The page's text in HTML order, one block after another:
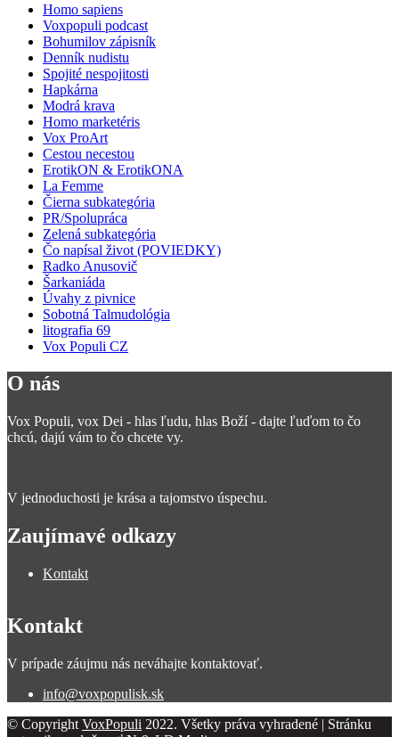
Homo sapiens
Voxpopuli podcast
Bohumilov zápisník
Denník nudistu
Spojité nespojitosti
Hapkárna
Modrá krava
Homo marketéris
Vox ProArt
Cestou necestou
ErotikON & ErotikONA
La Femme
Čierna subkategória
PR/Spolupráca
Zelená subkategória
Čo napísal život (POVIEDKY)
Radko Anusovič
Šarkaniáda
Úvahy z pivnice
Sobotná Talmudológia
litografia 69
Vox Populi CZ
O nás
Vox Populi, vox Dei - hlas ľudu, hlas Boží - dajte ľuďom to čo
chcú, dajú vám to čo chcete vy.
V jednoduchosti je krása a tajomstvo úspechu.
Zaujímavé odkazy
Kontakt
Kontakt
V prípade záujmu nás neváhajte kontaktovať.
info@voxpopulisk.sk
© Copyright VoxPopuli 2022. Všetky práva vyhradené | Stránku